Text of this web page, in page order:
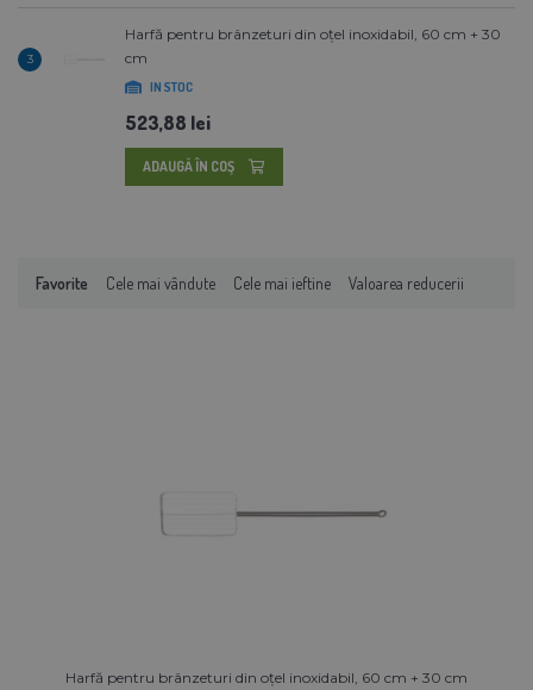
3
Harfă pentru brânzeturi din oțel inoxidabil, 60 cm + 30
cm
IN STOC
523,88 lei
ADAUGĂ ÎN COŞ
Favorite Cele mai vândute Cele mai ieftine Valoarea reducerii
Harfă pentru brânzeturi din oțel inoxidabil, 60 cm + 30 cm